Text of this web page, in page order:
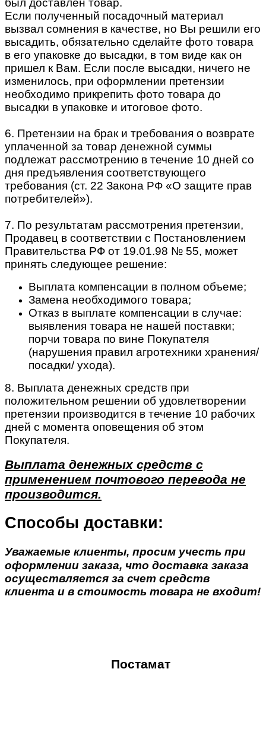
был доставлен товар.
Если полученный посадочный материал
вызвал сомнения в качестве, но Вы решили его
высадить, обязательно сделайте фото товара
в его упаковке до высадки, в том виде как он
пришел к Вам. Если после высадки, ничего не
изменилось, при оформлении претензии
необходимо прикрепить фото товара до
высадки в упаковке и итоговое фото.
6. Претензии на брак и требования о возврате
уплаченной за товар денежной суммы
подлежат рассмотрению в течение 10 дней со
дня предъявления соответствующего
требования (ст. 22 Закона РФ «О защите прав
потребителей»).
7. По результатам рассмотрения претензии,
Продавец в соответствии с Постановлением
Правительства РФ от 19.01.98 № 55, может
принять следующее решение:
Выплата компенсации в полном объеме;
Замена необходимого товара;
Отказ в выплате компенсации в случае:
выявления товара не нашей поставки;
порчи товара по вине Покупателя
(нарушения правил агротехники хранения/
посадки/ ухода).
8. Выплата денежных средств при
положительном решении об удовлетворении
претензии производится в течение 10 рабочих
дней с момента оповещения об этом
Покупателя.
Выплата денежных средств с
применением почтового перевода не
производится.
Способы доставки:
Уважаемые клиенты, просим учесть при
оформлении заказа, что доставка заказа
осуществляется за счет средств
клиента и в стоимость товара не входит!
Постамат